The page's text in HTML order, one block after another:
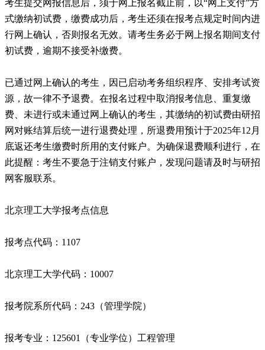
考生提交网报信息后，须于网上报名截止前，以“网上支付”方
式缴纳初试费，缴费成功后，考生还须在报考点规定时间内进
行网上确认，否则报名无效。请考生务必于网上报名期间支付
初试费，逾期不接受补缴费。
已通过网上确认的考生，因已启动考务组织程序、安排考试资
源，故一律不予退费。在报名过程中取消报考信息、重复缴
费、未进行或未通过网上确认的考生，其缴纳的初试费由研招
网对账结算后统一进行退费处理，所退费用预计于2025年12月
底返还考生缴费时所用的支付账户。为确保退费顺利进行，在
此提醒：考生不要急于注销支付账户，发现问题请及时与研招
网客服联系。
北京理工大学报考点信息
报考点代码：1107
北京理工大学代码：10007
报考院系所代码：243（管理学院）
报考专业：125601（专业学位）工程管理